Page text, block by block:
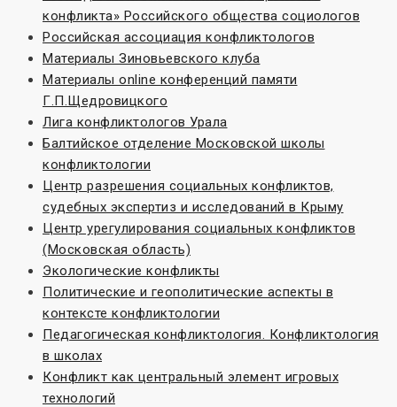
конфликта» Российского общества социологов
Российская ассоциация конфликтологов
Материалы Зиновьевского клуба
Материалы online конференций памяти
Г.П.Щедровицкого
Лига конфликтологов Урала
Балтийское отделение Московской школы
конфликтологии
Центр разрешения социальных конфликтов,
судебных экспертиз и исследований в Крыму
Центр урегулирования социальных конфликтов
(Московская область)
Экологические конфликты
Политические и геополитические аспекты в
контексте конфликтологии
Педагогическая конфликтология. Конфликтология
в школах
Конфликт как центральный элемент игровых
технологий